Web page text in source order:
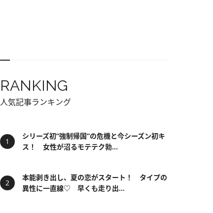
RANKING
人気記事ランキング
シリーズ初“強制帰国”の危機と今シーズン初キ
ス！ 女性が沼るモテテク勃...
本能剥き出し、夏の恋がスタート！ タイプの
異性に一直線♡ 早くも走り出...